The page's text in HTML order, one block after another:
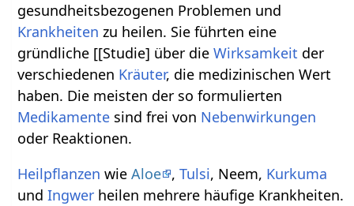
gesundheitsbezogenen Problemen und
Krankheiten zu heilen. Sie führten eine
gründliche [[Studie] über dieWirksamkeit der
verschiedenen Kräuter, die medizinischen Wert
haben. Die meisten der so formulierten
Medikamente sind frei von Nebenwirkungen
oder Reaktionen.
Heilpflanzen wieAloe ,Tulsi, Neem, Kurkuma
undIngwer heilen mehrere häufige Krankheiten.